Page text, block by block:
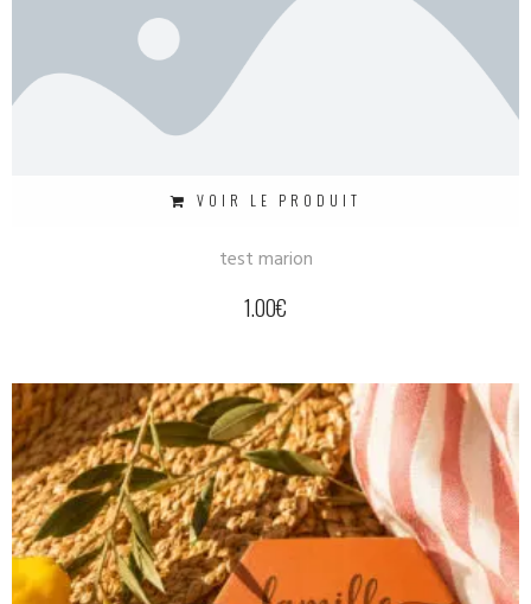
VOIR LE PRODUIT
test marion
1.00€